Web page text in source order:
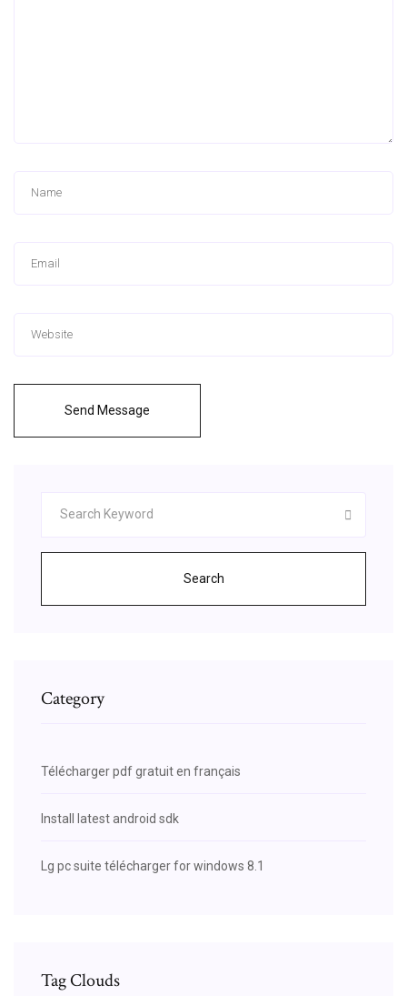
Send Message
Search
Category
Télécharger pdf gratuit en français
Install latest android sdk
Lg pc suite télécharger for windows 8.1
Tag Clouds